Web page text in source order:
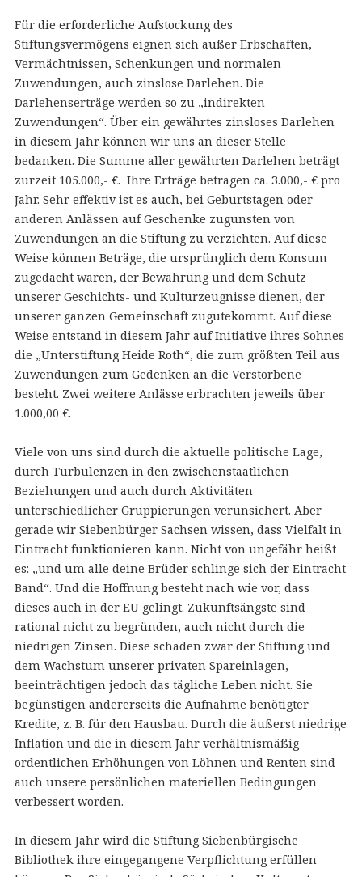
Für die erforderliche Aufstockung des
Stiftungsvermögens eignen sich außer Erbschaften,
Vermächtnissen, Schenkungen und normalen
Zuwendungen, auch zinslose Darlehen. Die
Darlehenserträge werden so zu „indirekten
Zuwendungen“. Über ein gewährtes zinsloses Darlehen
in diesem Jahr können wir uns an dieser Stelle
bedanken. Die Summe aller gewährten Darlehen beträgt
zurzeit 105.000,- €. Ihre Erträge betragen ca. 3.000,- € pro
Jahr. Sehr effektiv ist es auch, bei Geburtstagen oder
anderen Anlässen auf Geschenke zugunsten von
Zuwendungen an die Stiftung zu verzichten. Auf diese
Weise können Beträge, die ursprünglich dem Konsum
zugedacht waren, der Bewahrung und dem Schutz
unserer Geschichts- und Kulturzeugnisse dienen, der
unserer ganzen Gemeinschaft zugutekommt. Auf diese
Weise entstand in diesem Jahr auf Initiative ihres Sohnes
die „Unterstiftung Heide Roth“, die zum größten Teil aus
Zuwendungen zum Gedenken an die Verstorbene
besteht. Zwei weitere Anlässe erbrachten jeweils über
1.000,00 €.
Viele von uns sind durch die aktuelle politische Lage,
durch Turbulenzen in den zwischenstaatlichen
Beziehungen und auch durch Aktivitäten
unterschiedlicher Gruppierungen verunsichert. Aber
gerade wir Siebenbürger Sachsen wissen, dass Vielfalt in
Eintracht funktionieren kann. Nicht von ungefähr heißt
es: „und um alle deine Brüder schlinge sich der Eintracht
Band“. Und die Hoffnung besteht nach wie vor, dass
dieses auch in der EU gelingt. Zukunftsängste sind
rational nicht zu begründen, auch nicht durch die
niedrigen Zinsen. Diese schaden zwar der Stiftung und
dem Wachstum unserer privaten Spareinlagen,
beeinträchtigen jedoch das tägliche Leben nicht. Sie
begünstigen andererseits die Aufnahme benötigter
Kredite, z. B. für den Hausbau. Durch die äußerst niedrige
Inflation und die in diesem Jahr verhältnismäßig
ordentlichen Erhöhungen von Löhnen und Renten sind
auch unsere persönlichen materiellen Bedingungen
verbessert worden.
In diesem Jahr wird die Stiftung Siebenbürgische
Bibliothek ihre eingegangene Verpflichtung erfüllen